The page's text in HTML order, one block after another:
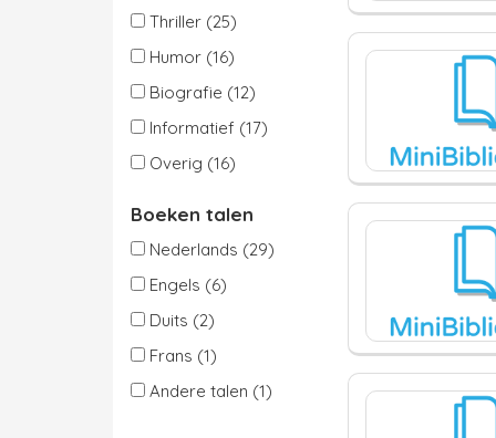
Thriller (25)
Humor (16)
Biografie (12)
Informatief (17)
Overig (16)
Boeken talen
Nederlands (29)
Engels (6)
Duits (2)
Frans (1)
Andere talen (1)